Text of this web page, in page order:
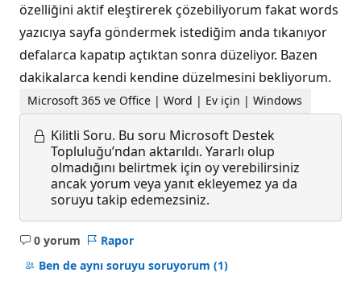
özelliğini aktif eleştirerek çözebiliyorum fakat words
yazıcıya sayfa göndermek istediğim anda tıkanıyor
defalarca kapatıp açtıktan sonra düzeliyor. Bazen
dakikalarca kendi kendine düzelmesini bekliyorum.
Microsoft 365 ve Office | Word | Ev için | Windows
Kilitli Soru. Bu soru Microsoft Destek
Topluluğu’ndan aktarıldı. Yararlı olup
olmadığını belirtmek için oy verebilirsiniz
ancak yorum veya yanıt ekleyemez ya da
soruyu takip edemezsiniz.
0 yorum
Açıklama
yok
Rapor
Ben de aynı soruyu soruyorum (1)